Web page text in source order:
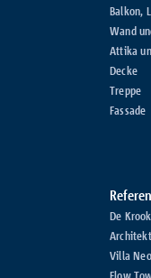
Balkon,
Wand
Attika
Decke
Treppe
Fassade
De Krook
Villa Neo